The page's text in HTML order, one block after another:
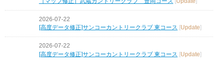
2026-07-22
[高度データ修正]サンコーカントリークラブ 東コース [Update]
2026-07-22
[高度データ修正]サンコーカントリークラブ 東コース [Update]